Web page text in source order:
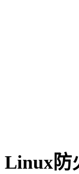
Linux防